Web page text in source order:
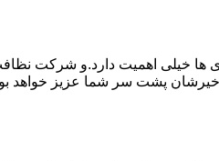
اهمیت دارد.و شرکت نظافت
پشت سر شما عزیز خواهد